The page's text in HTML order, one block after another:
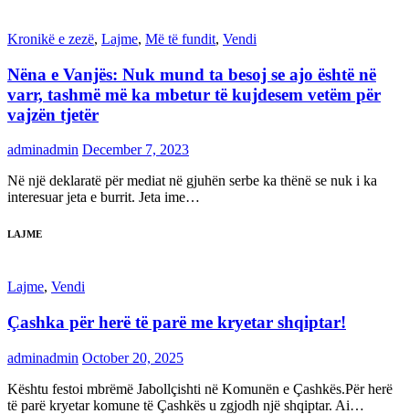
Kronikë e zezë, Lajme, Më të fundit, Vendi
Nëna e Vanjës: Nuk mund ta besoj se ajo është në
varr, tashmë më ka mbetur të kujdesem vetëm për
vajzën tjetër
adminadmin December 7, 2023
Në një deklaratë për mediat në gjuhën serbe ka thënë se nuk i ka
interesuar jeta e burrit. Jeta ime…
LAJME
Lajme, Vendi
Çashka për herë të parë me kryetar shqiptar!
adminadmin October 20, 2025
Kështu festoi mbrëmë Jabollçishti në Komunën e Çashkës.Për herë
të parë kryetar komune të Çashkës u zgjodh një shqiptar. Ai…